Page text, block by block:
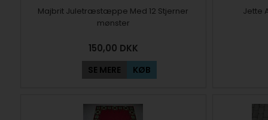
Majbrit Juletræstæppe Med 12 Stjerner
mønster
150,00 DKK
SE MERE KØB
Jette